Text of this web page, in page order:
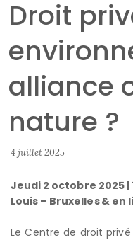
Droit
alliance
nature ?
4 juillet 2025
Jeudi 2 octobre 2025 |
Louis – Bruxelles & en
Le Centre de droit privé